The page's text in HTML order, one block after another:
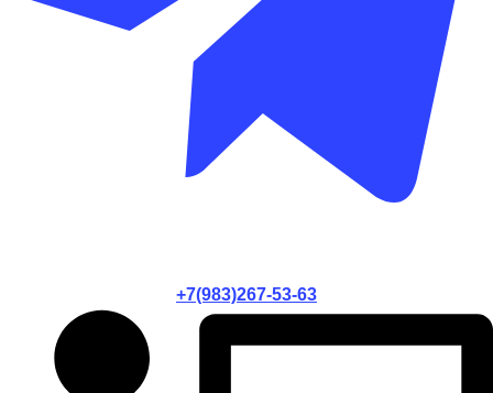
+7(983)267-53-63